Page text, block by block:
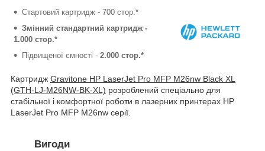
Стартовий картридж - 700 стор.*
Змінний стандартний картридж -
1.000 стор.*
Підвищеної ємності - 2.000 стор.*
Картридж Gravitone HP LaserJet Pro MFP M26nw Black XL
(GTH-LJ-M26NW-BK-XL) розроблений спеціально для
стабільної і комфортної роботи в лазерних принтерах HP
LaserJet Pro MFP M26nw серії.
Вигоди